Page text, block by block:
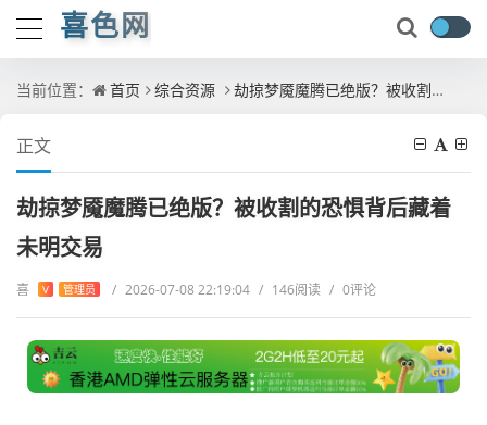
喜色网
当前位置： 首页 综合资源 劫掠梦魇魔腾已绝版？被收割的恐惧背后藏着未明交易
正文
劫掠梦魇魔腾已绝版？被收割的恐惧背后藏着
未明交易
喜 V 管理员 / 2026-07-08 22:19:04 / 146阅读 / 0评论